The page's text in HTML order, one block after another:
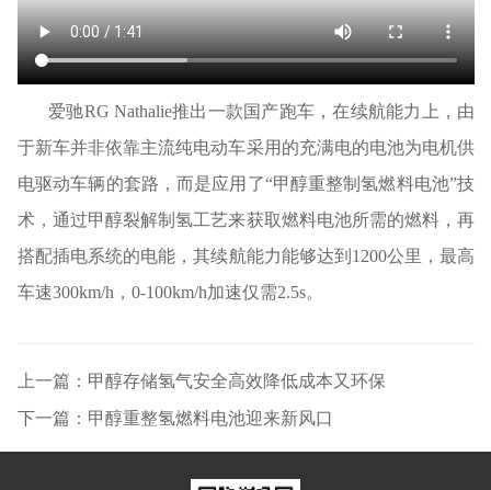
爱驰RG Nathalie推出一款国产跑车，在续航能力上，由
于新车并非依靠主流纯电动车采用的充满电的电池为电机供
电驱动车辆的套路，而是应用了“甲醇重整制氢燃料电池”技
术，通过甲醇裂解制氢工艺来获取燃料电池所需的燃料，再
搭配插电系统的电能，其续航能力能够达到1200公里 ， 最高
车速300km/h，0-100km/h加速仅需2.5s。
上一篇：甲醇存储氢气安全高效降低成本又环保
下一篇：甲醇重整氢燃料电池迎来新风口